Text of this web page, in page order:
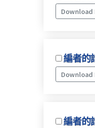
Download
編者的
Download
編者的